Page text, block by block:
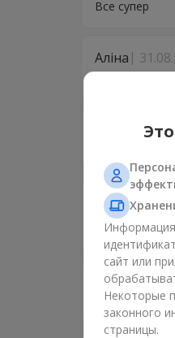
Все супер
Аліна
Все пройшло
Владимир
Наташа
Благодарю
отличного
Анатолий
Доставка
сайт или
Некоторые
законного
страницы.